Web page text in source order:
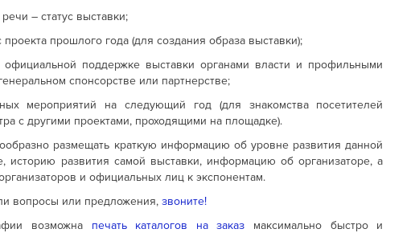
– статус выставки;
прошлого года (для создания образа выставки);
поддержке выставки органами власти и профильными
спонсорстве или партнерстве;
мероприятий на следующий год (для знакомства посетителей
с другими проектами, проходящими на площадке).
размещать краткую информацию об уровне развития данной
историю развития самой выставки, информацию об организаторе, а
и официальных лиц к экспонентам.
вопросы или предложения, звоните!
возможна печать каталогов на заказ максимально быстро и